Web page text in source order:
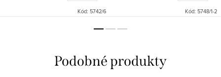
Kód: 5742/6 Kód: 5748/1-2